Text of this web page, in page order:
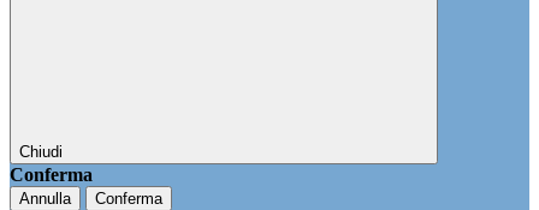
Chiudi
Conferma
Annulla Conferma